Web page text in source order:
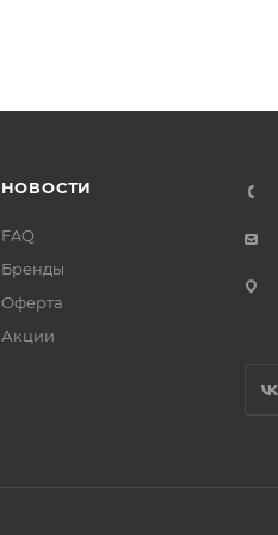
НОВОСТИ
FAQ
Бренды
Оферта
Акции